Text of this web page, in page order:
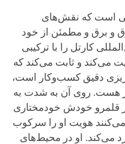
است که نقش‌های
و برق و مطمئن از خود
کارتل را با ترکیبی
می‌کند و ثابت می‌کند که
دقیق کسب‌وکار است،
هست. روی آن به شدت به
قلمرو خودش خودمختاری
هویت او را سرکوب
می‌کند. او در محیط‌های